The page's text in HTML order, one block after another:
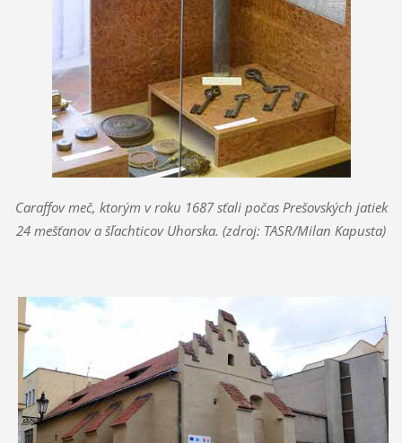
Caraffov meč, ktorým v roku 1687 sťali počas Prešovských jatiek
24 mešťanov a šľachticov Uhorska. (zdroj: TASR/Milan Kapusta)